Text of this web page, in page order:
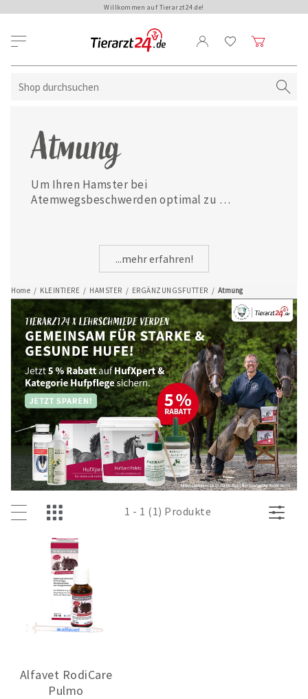
Willkommen auf Tierarzt24.de!
Home / KLEINTIERE / HAMSTER / ERGÄNZUNGSFUTTER / Atmung
Atmung
Um Ihren Hamster bei
Atemwegsbeschwerden optimal zu
natürlichen Atemwegsfunktion.
...mehr erfahren!
1 - 1 (1) Produkte
Alfavet RodiCare
Pulmo